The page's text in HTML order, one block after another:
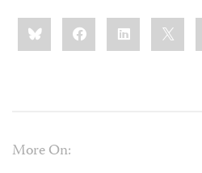
Share
this:BlueskyFacebookLinkedIn
More On: